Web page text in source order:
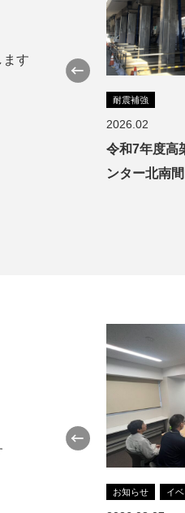
ます
耐震補強
2026.02
令和7年度高
ンター北南間
お知らせ イ